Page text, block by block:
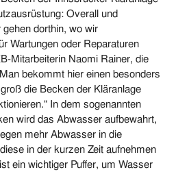
Overall und
dorthin, wo wir
Wartungen oder Reparaturen
Mitarbeiterin Naomi Rainer, die
bekommt hier einen besonders
die Becken der Kläranlage
In dem sogenannten
wird das Abwasser aufbewahrt,
mehr Abwasser in die
in der kurzen Zeit aufnehmen
ein wichtiger Puffer, um Wasser